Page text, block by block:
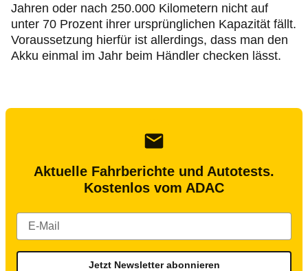
Jahren oder nach 250.000 Kilometern nicht auf
unter 70 Prozent ihrer ursprünglichen Kapazität fällt.
Voraussetzung hierfür ist allerdings, dass man den
Akku einmal im Jahr beim Händler checken lässt.
Aktuelle Fahrberichte und Autotests.
Kostenlos vom ADAC
Jetzt Newsletter abonnieren